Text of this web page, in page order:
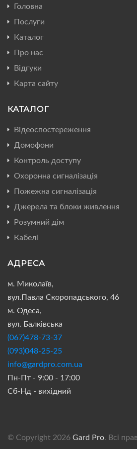
Головна
Послуги
Каталог
Про нас
Відгуки
Карта сайту
КАТАЛОГ
Відеоспостереження
Домофони
Контроль доступу
Охоронна сигналізація
Пожежна сигналізація
Джерела та блоки живлення
Розумний дім
Кабелі
АДРЕСА
м. Миколаїв,
вул.Павла Скоропадського, 46
м. Одеса,
вул. Балківська
(067)478-73-37
(093)048-25-25
info@gardpro.com.ua
Пн-Пт - 9:00 - 17:00
Сб-Нд - вихідний
© Copyright 2026 Gard Pro. Всі